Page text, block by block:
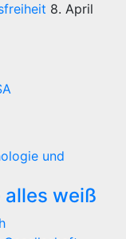
8. April
und
weiß